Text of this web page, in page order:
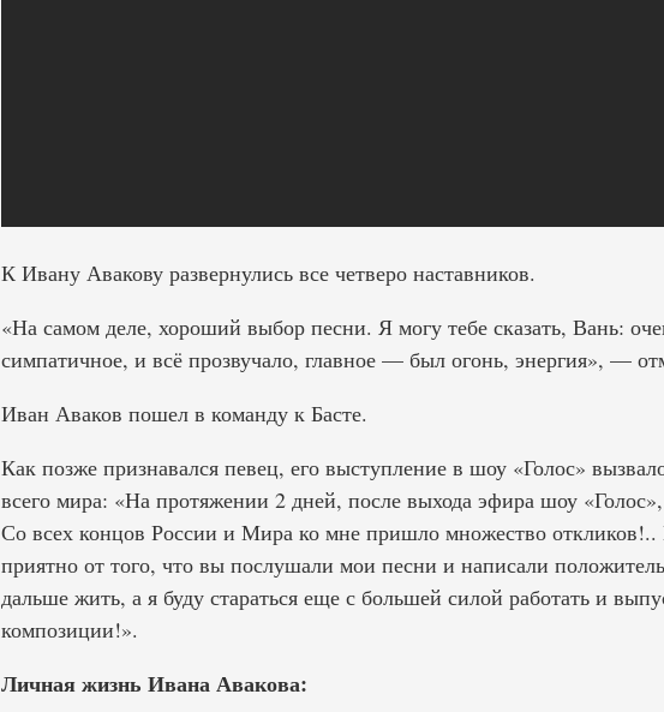
К Ивану Авакову развернулись все четверо наставников.
«На самом деле, хороший выбор песни. Я могу тебе сказать, Вань:
симпатичное, и всё прозвучало, главное — был огонь, энергия», —
Иван Аваков пошел в команду к Басте.
Как позже признавался певец, его выступление в шоу «Голос»
всего мира: «На протяжении 2 дней, после выхода эфира шоу
Со всех концов России и Мира ко мне пришло множество откликов!..
приятно от того, что вы послушали мои песни и написали
дальше жить, а я буду стараться еще с большей силой работать и
композиции!».
Личная жизнь Ивана Авакова: